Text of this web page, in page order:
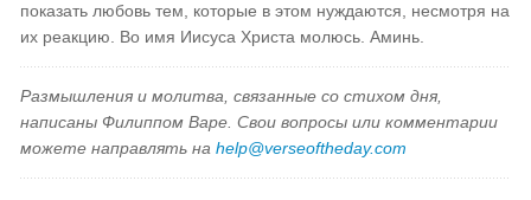
показать любовь тем, которые в этом нуждаются, несмотря на
их реакцию. Во имя Иисуса Христа молюсь. Аминь.
Размышления и молитва, связанные со стихом дня,
написаны Филиппом Варе. Свои вопросы или комментарии
можете направлять наhelp@verseoftheday.com